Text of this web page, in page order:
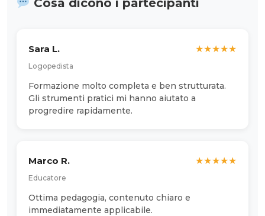
Sara L.
Logopedista
★★★★★
Formazione molto completa e ben strutturata.
Gli strumenti pratici mi hanno aiutato a
progredire rapidamente.
Marco R.
Educatore
★★★★★
Ottima pedagogia, contenuto chiaro e
immediatamente applicabile.